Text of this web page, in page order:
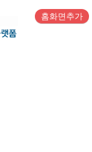
홈화면추가